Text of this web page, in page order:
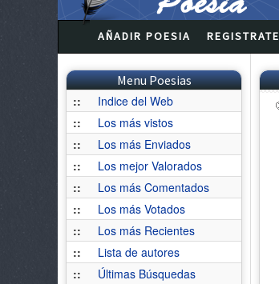
AÑADIR POESIA REGISTRATE
Menu Poesias
::
Indice del Web
::
Los más vistos
::
Los más Enviados
::
Los mejor Valorados
::
Los más Comentados
::
Los más Votados
::
Los más Recientes
::
Lista de autores
::
Últimas Búsquedas